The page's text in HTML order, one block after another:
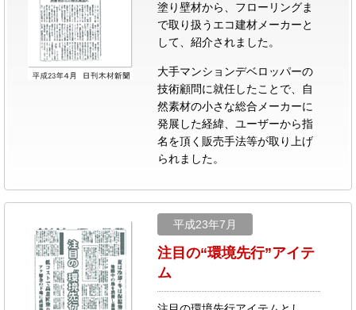
塗り壁材から、フローリングま
で取り扱うエコ建材メーカーと
して、紹介されました。
大手マンションデベロッパーの
技術顧問に就任したことで、自
然素材の小さな総合メーカーに
発展した経緯、ユーザーから指
名を頂く販売手法等が取り上げ
られました。
平成23年7月
注目の“環境先行”アイテ
ム